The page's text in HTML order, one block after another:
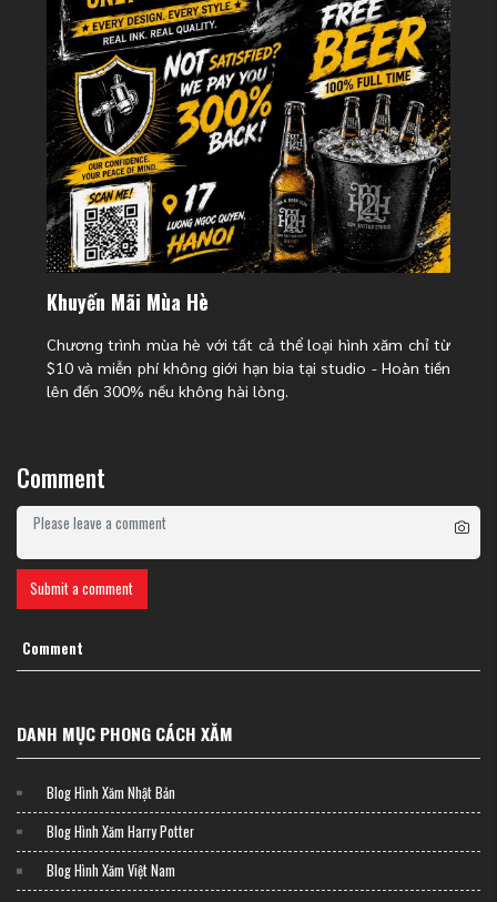
Cập nhật lần cuối:19/08/2025
Khuyến Mãi Mùa Hè
Chương trình mùa hè với tất cả thể loại hình xăm chỉ từ
$10 và miễn phí không giới hạn bia tại studio - Hoàn tiền
lên đến 300% nếu không hài lòng.
Comment
Submit a comment
Comment
DANH MỤC PHONG CÁCH XĂM
Blog Hình Xăm Nhật Bản
Blog Hình Xăm Harry Potter
Blog Hình Xăm Việt Nam